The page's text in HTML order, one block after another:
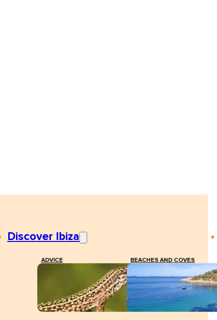
Discover Ibiza
ADVICE BEACHES AND COVES